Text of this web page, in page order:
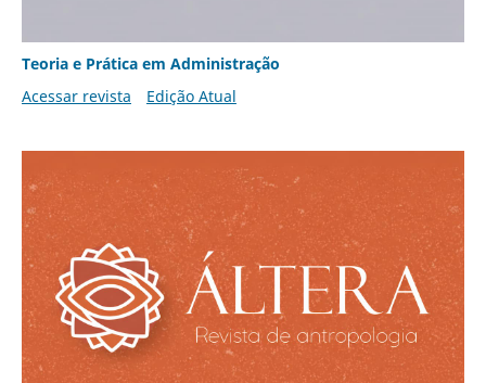
Teoria e Prática em Administração
Acessar revista
Edição Atual